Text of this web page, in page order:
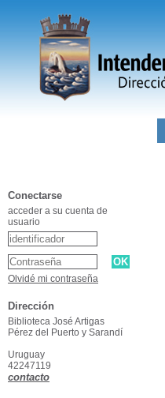
Conectarse
acceder a su cuenta de
usuario
Olvidé mi contraseña
Dirección
Biblioteca José Artigas
Pérez del Puerto y Sarandí
Uruguay
42247119
contacto